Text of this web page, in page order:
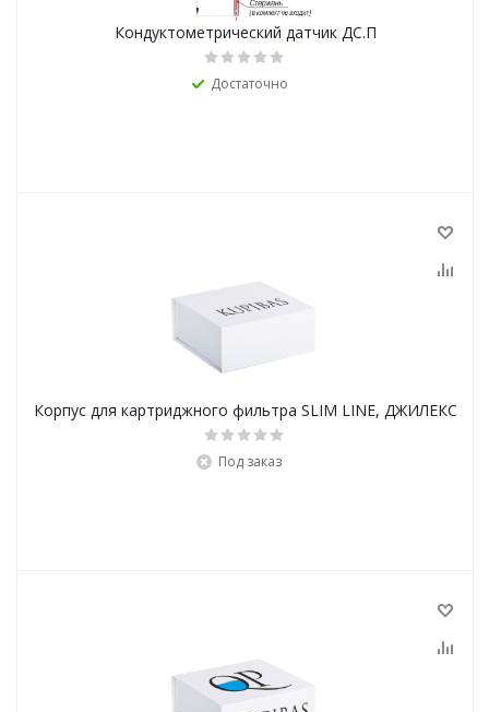
Кондуктометрический датчик ДС.П
Достаточно
Корпус для картриджного фильтра SLIM LINE, ДЖИЛЕКС
Под заказ